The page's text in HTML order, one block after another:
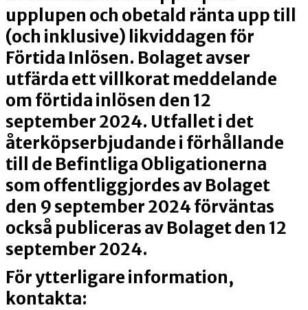
upplupen och obetald ränta upp till
(och inklusive) likviddagen för
Förtida Inlösen. Bolaget avser
utfärda ett villkorat meddelande
om förtida inlösen den 12
september 2024. Utfallet i det
återköpserbjudande i förhållande
till de Befintliga Obligationerna
som offentliggjordes av Bolaget
den 9 september 2024 förväntas
också publiceras av Bolaget den 12
september 2024.
För ytterligare information,
kontakta: